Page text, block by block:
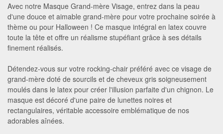
Avec notre Masque Grand-mère Visage, entrez dans la peau
d'une douce et aimable grand-mère pour votre prochaine soirée à
thème ou pour Halloween ! Ce masque intégral en latex couvre
toute la tête et offre un réalisme stupéfiant grâce à ses détails
finement réalisés.
Détendez-vous sur votre rocking-chair préféré avec ce visage de
grand-mère doté de sourcils et de cheveux gris soigneusement
moulés dans le latex pour créer l'illusion parfaite d'un chignon. Le
masque est décoré d'une paire de lunettes noires et
rectangulaires, véritable accessoire emblématique de nos
adorables aînées.